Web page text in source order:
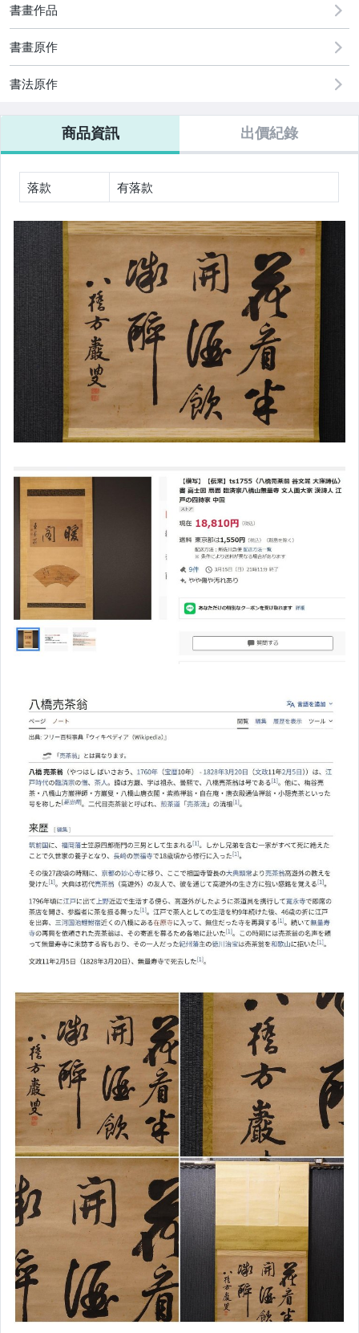
日本中國掛軸畫
珍稀古玩/文房清供
日本進口生活用品/廚具/床具
佛像/雕像/木雕/佛具
日本茶道具
日本香道具
日本花道具
機械鐘/古董鐘錶/時鐘
原木實木家具
日本漆器
一元起標撿便宜
樂器 武具 工具 稀奇古怪與其他
其它
書畫作品
書畫原作
書法原作
商品資訊 出價紀錄
落款 有落款